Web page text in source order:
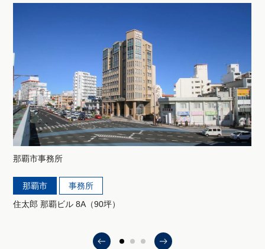
那覇市事務所
那覇市
事務所
住太郎 那覇ビル 8A（90坪）